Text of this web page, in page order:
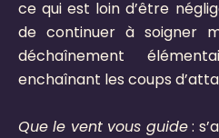
ce qui est loin d’être
de continuer à soigner
déchaînement
enchaînant les coups
Que le vent vous guide: